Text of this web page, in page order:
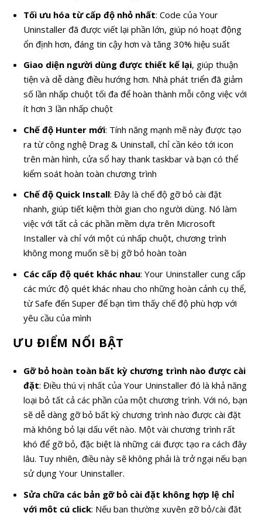
Tối ưu hóa từ cấp độ nhỏ nhất: Code của Your
Uninstaller đã được viết lại phần lớn, giúp nó hoạt động
ổn định hơn, đáng tin cậy hơn và tăng 30% hiệu suất
Giao diện người dùng được thiết kế lại, giúp thuận
tiện và dễ dàng điều hướng hơn. Nhà phát triển đã giảm
số lần nhấp chuột tối đa để hoàn thành mỗi công việc với
ít hơn 3 lần nhấp chuột
Chế độ Hunter mới: Tính năng mạnh mẽ này được tạo
ra từ công nghệ Drag & Uninstall, chỉ cần kéo tới icon
trên màn hình, cửa sổ hay thank taskbar và bạn có thể
kiểm soát hoàn toàn chương trình
Chế độ Quick Install: Đây là chế độ gỡ bỏ cài đặt
nhanh, giúp tiết kiệm thời gian cho người dùng. Nó làm
việc với tất cả các phần mềm dựa trên Microsoft
Installer và chỉ với một cú nhấp chuột, chương trình
không mong muốn sẽ bị gỡ bỏ hoàn toàn
Các cấp độ quét khác nhau: Your Uninstaller cung cấp
các mức độ quét khác nhau cho những hoàn cảnh cụ thể,
từ Safe đến Super để bạn tìm thấy chế độ phù hợp với
yêu cầu của mình
ƯU ĐIỂM NỔI BẬT
Gỡ bỏ hoàn toàn bất kỳ chương trình nào được cài
đặt: Điều thú vị nhất của Your Uninstaller đó là khả năng
loại bỏ tất cả các phần của một chương trình. Với nó, bạn
sẽ dễ dàng gỡ bỏ bất kỳ chương trình nào được cài đặt
mà không bỏ lại dấu vết nào. Một vài chương trình rất
khó để gỡ bỏ, đặc biệt là những cái được tạo ra cách đây
lâu. Tuy nhiên, điều này sẽ không phải là trở ngại nếu bạn
sử dụng Your Uninstaller.
Sửa chữa các bản gỡ bỏ cài đặt không hợp lệ chỉ
với một cú click: Nếu bạn thường xuyên gỡ bỏ/cài đặt